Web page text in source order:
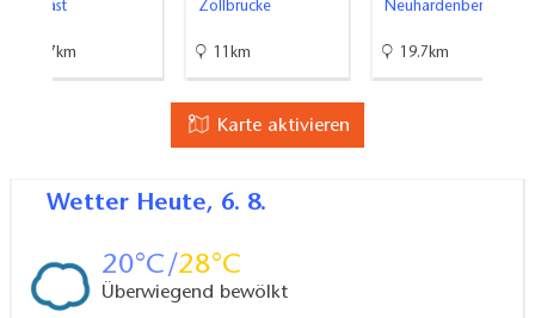
Gorgast
30.7km
Zollbrücke
11km
Neuhardenberg
19.7km
Karte aktivieren
Wetter Heute, 6. 8.
20 28
Überwiegend bewölkt